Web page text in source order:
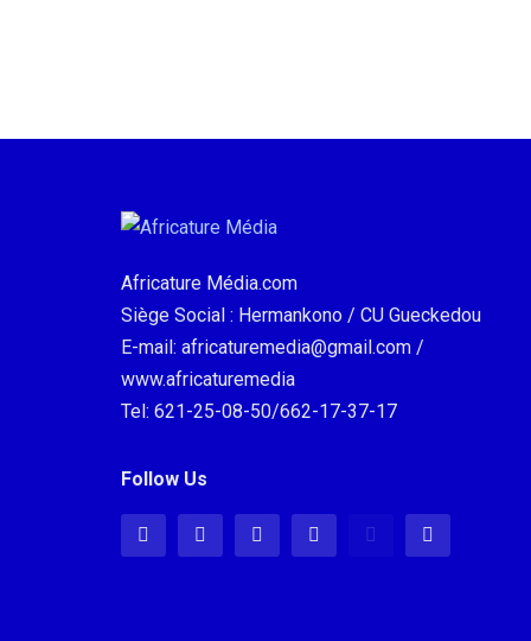
Africature Média.com
Siège Social : Hermankono / CU Gueckedou
E-mail: africaturemedia@gmail.com /
www.africaturemedia
Tel: 621-25-08-50/662-17-37-17
Follow Us